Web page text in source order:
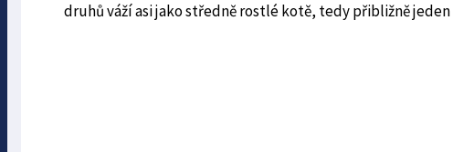
druhů váží asi jako středně rostlé kotě, tedy přibližně